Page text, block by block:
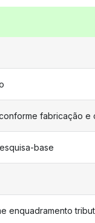
fabricação e
base
enquadramento